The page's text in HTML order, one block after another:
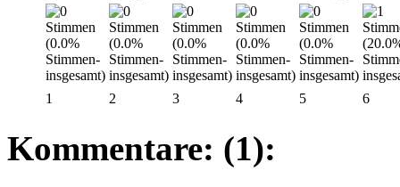
1 2 3 4 5 6
Kommentare: (1):